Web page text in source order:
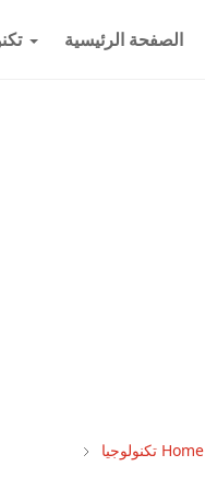
الصفحة الرئيسية
Home تكنولوجيا